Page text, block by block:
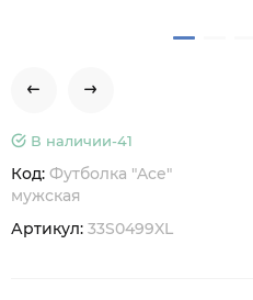
В наличии-41
Код: Футболка "Ace"
мужская
Артикул: 33S0499XL